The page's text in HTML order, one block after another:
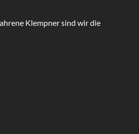
Klempner sind wir die